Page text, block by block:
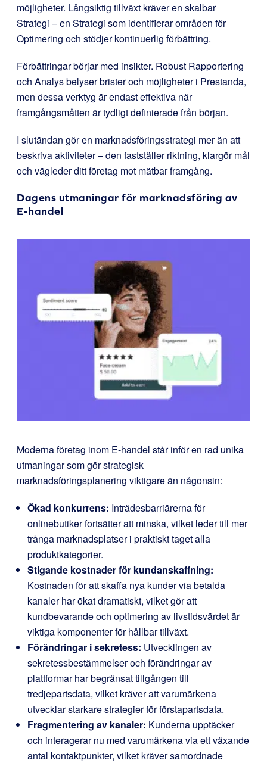
möjligheter. Långsiktig tillväxt kräver en skalbar
Strategi – en Strategi som identifierar områden för
Optimering och stödjer kontinuerlig förbättring.
Förbättringar börjar med insikter. Robust Rapportering
och Analys belyser brister och möjligheter i Prestanda,
men dessa verktyg är endast effektiva när
framgångsmåtten är tydligt definierade från början.
I slutändan gör en marknadsföringsstrategi mer än att
beskriva aktiviteter – den fastställer riktning, klargör mål
och vägleder ditt företag mot mätbar framgång.
Dagens utmaningar för marknadsföring av
E-handel
Moderna företag inom E-handel står inför en rad unika
utmaningar som gör strategisk
marknadsföringsplanering viktigare än någonsin:
Ökad konkurrens: Inträdesbarriärerna för
onlinebutiker fortsätter att minska, vilket leder till mer
trånga marknadsplatser i praktiskt taget alla
produktkategorier.
Stigande kostnader för kundanskaffning:
Kostnaden för att skaffa nya kunder via betalda
kanaler har ökat dramatiskt, vilket gör att
kundbevarande och optimering av livstidsvärdet är
viktiga komponenter för hållbar tillväxt.
Förändringar i sekretess: Utvecklingen av
sekretessbestämmelser och förändringar av
plattformar har begränsat tillgången till
tredjepartsdata, vilket kräver att varumärkena
utvecklar starkare strategier för förstapartsdata.
Fragmentering av kanaler: Kunderna upptäcker
och interagerar nu med varumärkena via ett växande
antal kontaktpunkter, vilket kräver samordnade